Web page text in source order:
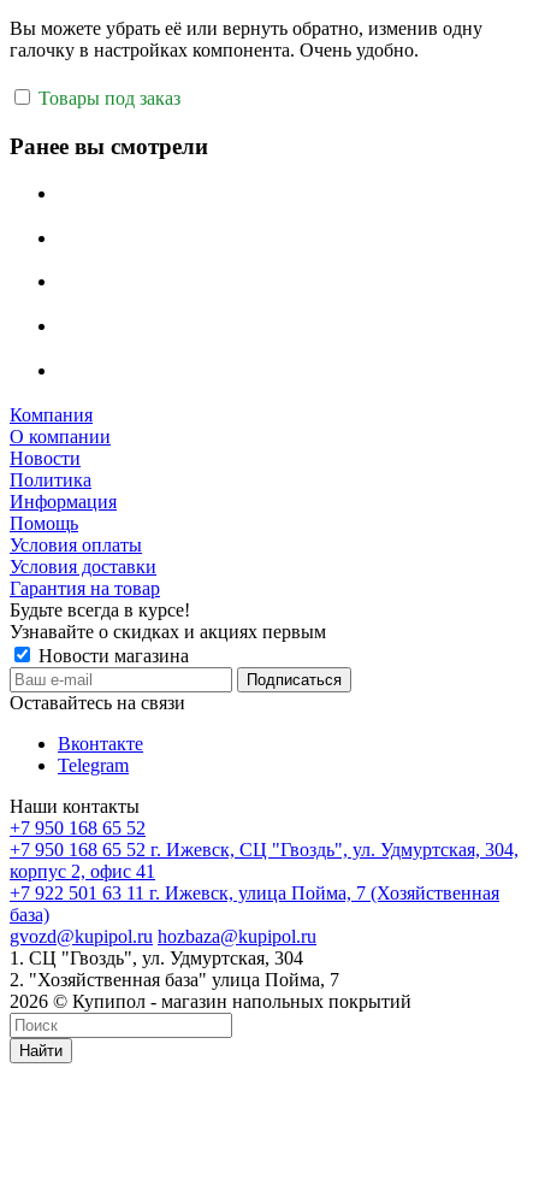
Вы можете убрать её или вернуть обратно, изменив одну
галочку в настройках компонента. Очень удобно.
Товары под заказ
Ранее вы смотрели
Компания
О компании
Новости
Политика
Информация
Помощь
Условия оплаты
Условия доставки
Гарантия на товар
Будьте всегда в курсе!
Узнавайте о скидках и акциях первым
Новости магазина
Оставайтесь на связи
Вконтакте
Telegram
Наши контакты
+7 950 168 65 52
+7 950 168 65 52 г. Ижевск, СЦ "Гвоздь", ул. Удмуртская, 304,
корпус 2, офис 41
+7 922 501 63 11 г. Ижевск, улица Пойма, 7 (Хозяйственная
база)
gvozd@kupipol.ru hozbaza@kupipol.ru
1. СЦ "Гвоздь", ул. Удмуртская, 304
2. "Хозяйственная база" улица Пойма, 7
2026 © Купипол - магазин напольных покрытий
Найти